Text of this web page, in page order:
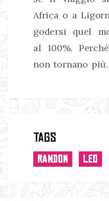
Africa o a
godersi quel
al 100%.
non tornano più.
Tags
RANDOM LEO